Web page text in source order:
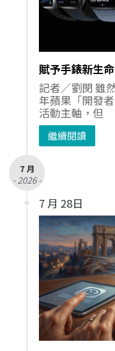
賦予手錶新生
記者／劉閔 雖
年蘋果「開發
活動主軸，但
繼續閱讀
7 月
- 2026 -
7 月 28日